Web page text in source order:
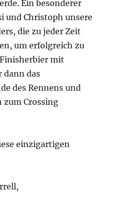
einzigartigen
,Wettkampf
Ballon,